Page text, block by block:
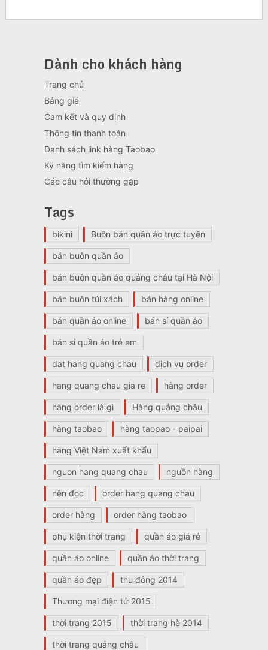
Dành cho khách hàng
Trang chủ
Bảng giá
Cam kết và quy định
Thông tin thanh toán
Danh sách link hàng Taobao
Kỹ năng tìm kiếm hàng
Các câu hỏi thường gặp
Tags
bikini Buôn bán quần áo trực tuyến
bán buôn quần áo
bán buôn quần áo quảng châu tại Hà Nội
bán buôn túi xách bán hàng online
bán quần áo online bán sỉ quần áo
bán sỉ quần áo trẻ em
dat hang quang chau dịch vụ order
hang quang chau gia re hàng order
hàng order là gì Hàng quảng châu
hàng taobao hàng taopao - paipai
hàng Việt Nam xuất khẩu
nguon hang quang chau nguồn hàng
nên đọc order hang quang chau
order hàng order hàng taobao
phụ kiện thời trang quần áo giá rẻ
quần áo online quần áo thời trang
quần áo đẹp thu đông 2014
Thương mại điện tử 2015
thời trang 2015 thời trang hè 2014
thời trang quảng châu